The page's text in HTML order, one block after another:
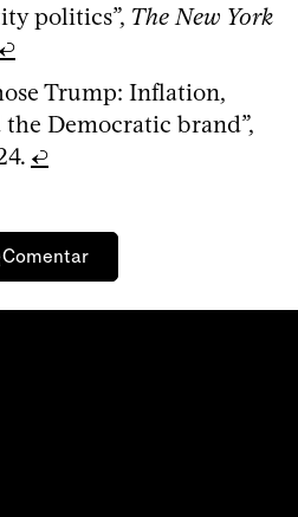
politics”, The New York
↩
Trump: Inflation,
Democratic brand”,
↩
Comentar